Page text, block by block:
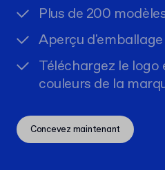
Plus de 200
Aperçu
Téléchargez le logo
couleurs de la
Concevez maintenant